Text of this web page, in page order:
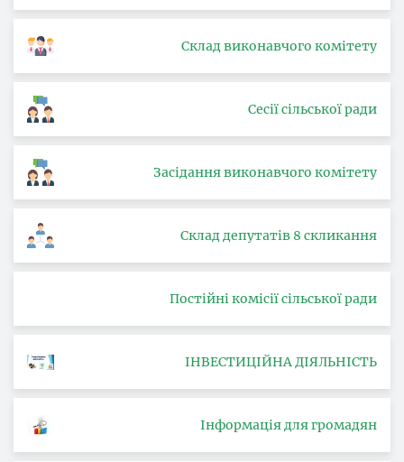
Склад виконавчого комітету
Сесії сільської ради
Засідання виконавчого комітету
Склад депутатів 8 скликання
Постійні комісії сільської ради
ІНВЕСТИЦІЙНА ДІЯЛЬНІСТЬ
Інформація для громадян